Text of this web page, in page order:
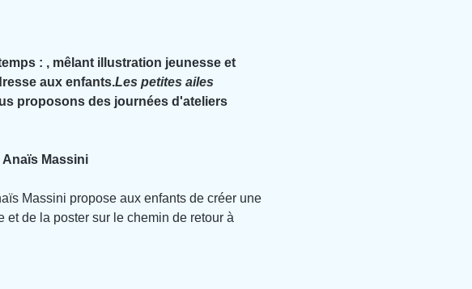
: , mêlant illustration jeunesse et
aux enfants.Les petites ailes
proposons des journées d'ateliers
Anaïs Massini
Massini propose aux enfants de créer une
et de la poster sur le chemin de retour à